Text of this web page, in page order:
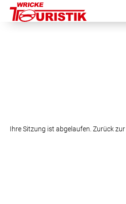
Ihre Sitzung ist abgelaufen. Zurück zur